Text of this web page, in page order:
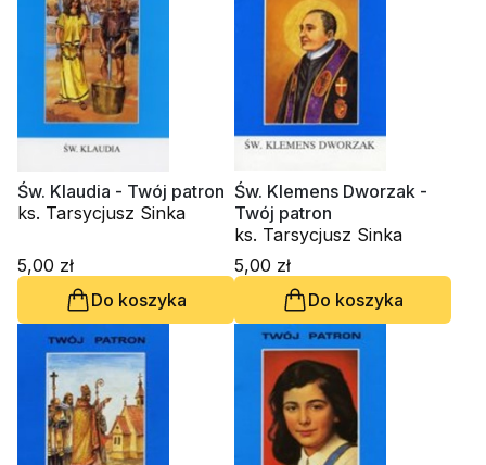
Św. Klaudia - Twój patron
ks. Tarsycjusz Sinka
5,00 zł
Do koszyka
Św. Klemens Dworzak -
Twój patron
ks. Tarsycjusz Sinka
5,00 zł
Do koszyka